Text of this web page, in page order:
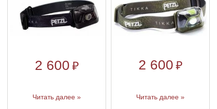
2 600 ₽
Читать далее »
2 600 ₽
Читать далее »